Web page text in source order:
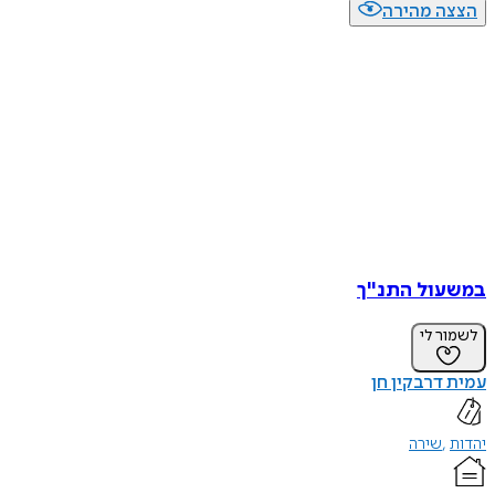
הצצה מהירה
במשעול התנ"ך
לשמור לי
עמית דרבקין חן
יהדות שירה